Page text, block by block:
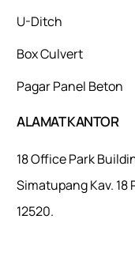
U-Ditch
Box Culvert
Pagar Panel Beton
ALAMAT KANTOR
18 Office Park
Simatupang Kav. 18
12520.